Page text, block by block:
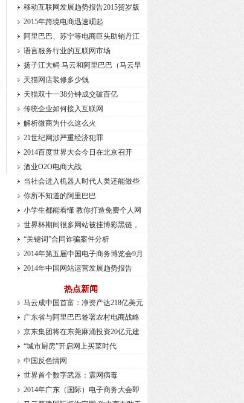
施
移动互联网发展趋势报告2015贺岁版
2015年跨境电商迅速崛起
阿里巴巴、苏宁等电商巨头助销丹江
语言服务行业的互联网市场
扬子江大鳄 马云和阿里巴巴（马云早
天猫网店装修多少钱
天猫双十一38分钟成交破百亿
传统企业如何接入互联网
解析微商为什么这么火
21世纪网涉严重经济犯罪
2014百度世界大会今日在北京召开
酒业O2O电商大战
当社会进入机器人时代人类还能做些
你所不知道的阿里巴巴
小学生都能看懂 教你打造免费个人网
世界杯期间很多网站被挂博彩黑链，
“关键词”合同诈骗案件分析
2014年第五届中国电子商务博览会9月
2014年中国网站运营发展趋势报告
热点新闻
马云成中国首富：净资产达218亿美元
广东省与阿里巴巴签署农村电商战略
京东集团将在东莞麻涌投资20亿元建
“城市厨房”开启网上买菜时代
中国反色情网
世界首个数字武器：震网病毒
2014年广东（国际）电子商务大会即